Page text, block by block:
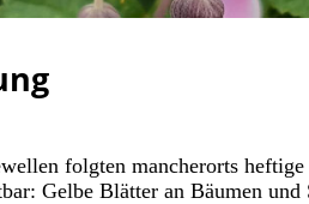
folgten mancherorts
Gelbe Blätter an Bäumen und